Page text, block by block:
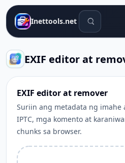
Inettools.net Mga tool
EXIF editor at
EXIF editor at remover
Suriin ang metadata ng imahe
IPTC, mga komento at
chunks sa browser.